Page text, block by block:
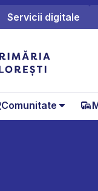
Servicii digitale
Comunitate